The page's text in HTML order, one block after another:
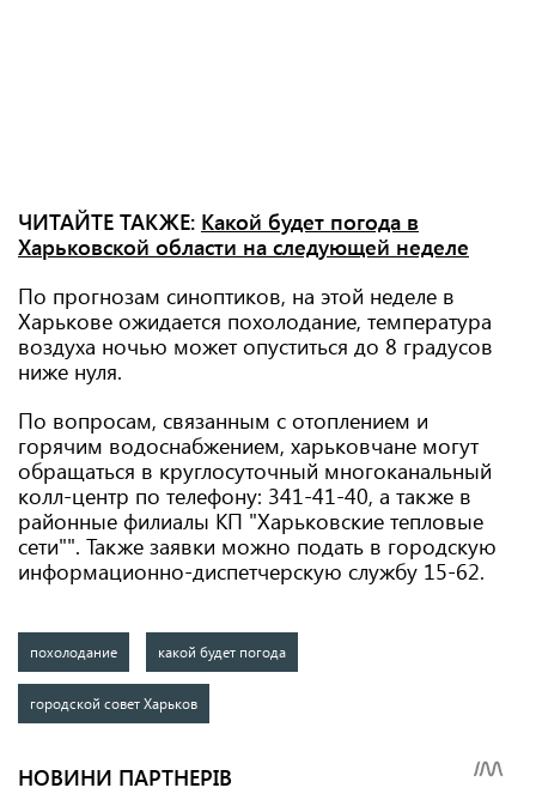
ЧИТАЙТЕ ТАКЖЕ: Какой будет погода в
Харьковской области на следующей неделе
По прогнозам синоптиков, на этой неделе в
Харькове ожидается похолодание, температура
воздуха ночью может опуститься до 8 градусов
ниже нуля.
По вопросам, связанным с отоплением и
горячим водоснабжением, харьковчане могут
обращаться в круглосуточный многоканальный
колл-центр по телефону: 341-41-40, а также в
районные филиалы КП "Харьковские тепловые
сети"". Также заявки можно подать в городскую
информационно-диспетчерскую службу 15-62.
похолодание какой будет погода
городской совет Харьков